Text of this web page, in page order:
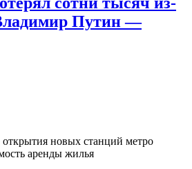
Путин —
новых станций метро
аренды жилья